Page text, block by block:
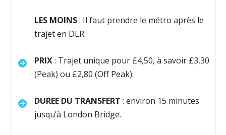
LES MOINS: Il faut prendre le métro après le
trajet en DLR.
PRIX: Trajet unique pour £4,50, à savoir £3,30
(Peak) ou £2,80 (Off Peak).
DUREE DU TRANSFERT : environ 15 minutes
jusqu’à London Bridge.